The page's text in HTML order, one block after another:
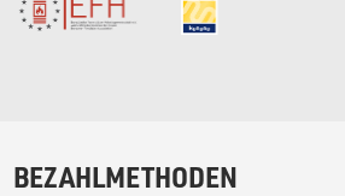
BEZAHLMETHODEN